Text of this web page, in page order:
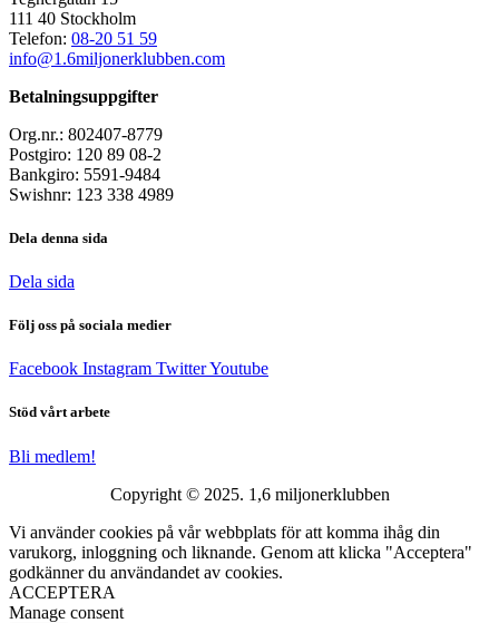
111 40 Stockholm
Telefon: 08-20 51 59
info@1.6miljonerklubben.com
Betalningsuppgifter
Org.nr.: 802407-8779
Postgiro: 120 89 08-2
Bankgiro: 5591-9484
Swishnr: 123 338 4989
Dela denna sida
Dela sida
Följ oss på sociala medier
Facebook Instagram TwitterYoutube
Stöd vårt arbete
Bli medlem!
Copyright © 2025. 1,6 miljonerklubben
Vi använder cookies på vår webbplats för att komma ihåg din
varukorg, inloggning och liknande. Genom att klicka "Acceptera"
godkänner du användandet av cookies.
ACCEPTERA
Manage consent